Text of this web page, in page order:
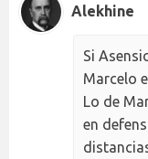
Alekhine
Si
Marcelo
Lo de
en